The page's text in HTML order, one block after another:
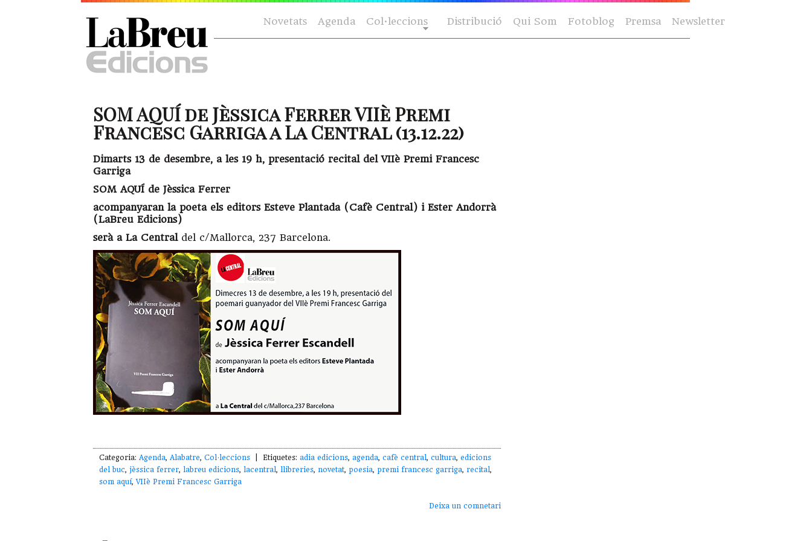
Novetats Agenda Col·leccions Distribució Qui Som Fotoblog Premsa Newsletter
SOM AQUÍ de Jèssica Ferrer VIIè Premi
Francesc Garriga a La Central (13.12.22)
Dimarts 13 de desembre, a les 19 h, presentació recital del VIIè Premi Francesc
Garriga
SOM AQUÍ de Jèssica Ferrer
acompanyaran la poeta els editors Esteve Plantada (Cafè Central) i Ester Andorrà
(LaBreu Edicions)
serà a La Centraldel c/Mallorca, 237 Barcelona.
Categoria:Agenda,Alabatre,Col·leccions | Etiquetes:adia edicions,agenda,cafè central,cultura,edicions
del buc,jèssica ferrer,labreu edicions,lacentral,llibreries, novetat, poesia, premi francesc garriga, recital,
som aquí,VIIè Premi Francesc Garriga
Deixa un comnetari